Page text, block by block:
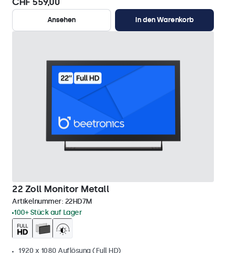
Ansehen In den Warenkorb
22 Zoll Monitor Metall
Artikelnummer: 22HD7M
100+ Stück auf Lager
1920 x 1080 Auflösung (Full HD)